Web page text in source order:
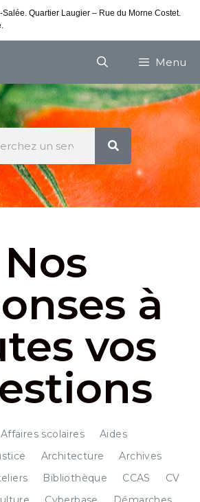
Quartier Laugier – Rue du Morne Costet.
Menu
Nos
à
vos
Affaires scolaires
Aides
Architecture
Archives
Bibliothèque CCAS
CV